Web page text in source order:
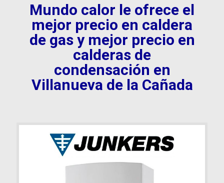
Mundo calor le ofrece el
mejor precio en caldera
de gas y mejor precio en
calderas de
condensación en
Villanueva de la Cañada